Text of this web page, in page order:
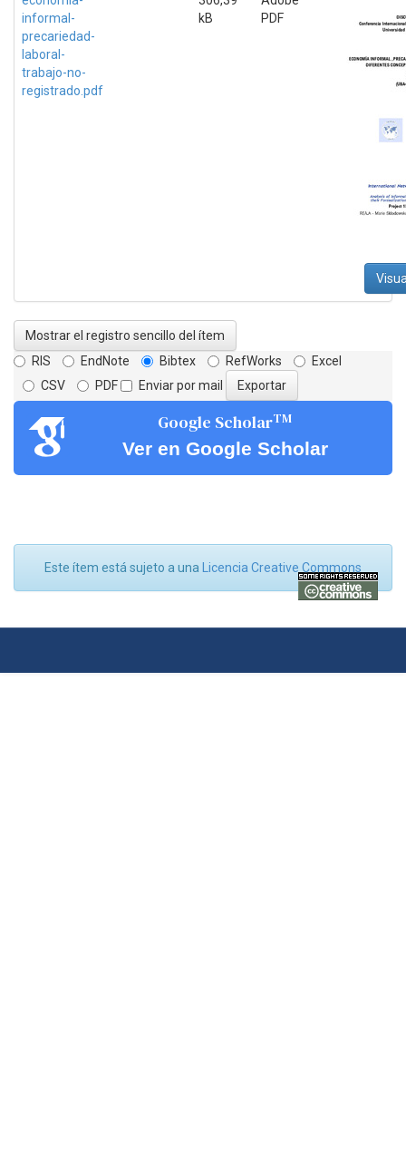
informal-
precariedad-
laboral-
trabajo-no-
registrado.pdf
kB
PDF
Mostrar el registro sencillo del ítem
RIS
EndNote Bibtex RefWorks
Excel
CSV
PDF Enviar por mail
Google ScholarTM
Ver en Google Scholar
Este ítem está sujeto a una Licencia Creative Commons